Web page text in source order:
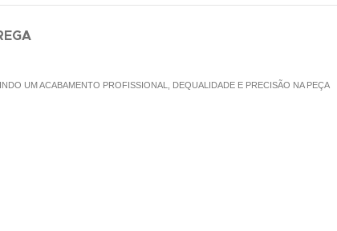
UM ACABAMENTO PROFISSIONAL, DEQUALIDADE E PRECISÃO NA PEÇA